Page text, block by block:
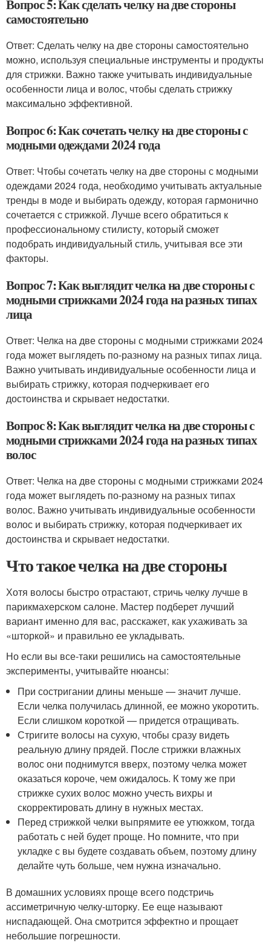
Вопрос 5: Как сделать челку на две стороны
самостоятельно
Ответ: Сделать челку на две стороны самостоятельно
можно, используя специальные инструменты и продукты
для стрижки. Важно также учитывать индивидуальные
особенности лица и волос, чтобы сделать стрижку
максимально эффективной.
Вопрос 6: Как сочетать челку на две стороны с
модными одеждами 2024 года
Ответ: Чтобы сочетать челку на две стороны с модными
одеждами 2024 года, необходимо учитывать актуальные
тренды в моде и выбирать одежду, которая гармонично
сочетается с стрижкой. Лучше всего обратиться к
профессиональному стилисту, который сможет
подобрать индивидуальный стиль, учитывая все эти
факторы.
Вопрос 7: Как выглядит челка на две стороны с
модными стрижками 2024 года на разных типах
лица
Ответ: Челка на две стороны с модными стрижками 2024
года может выглядеть по-разному на разных типах лица.
Важно учитывать индивидуальные особенности лица и
выбирать стрижку, которая подчеркивает его
достоинства и скрывает недостатки.
Вопрос 8: Как выглядит челка на две стороны с
модными стрижками 2024 года на разных типах
волос
Ответ: Челка на две стороны с модными стрижками 2024
года может выглядеть по-разному на разных типах
волос. Важно учитывать индивидуальные особенности
волос и выбирать стрижку, которая подчеркивает их
достоинства и скрывает недостатки.
Что такое челка на две стороны
Хотя волосы быстро отрастают, стричь челку лучше в
парикмахерском салоне. Мастер подберет лучший
вариант именно для вас, расскажет, как ухаживать за
«шторкой» и правильно ее укладывать.
Но если вы все-таки решились на самостоятельные
эксперименты, учитывайте нюансы:
При состригании длины меньше — значит лучше.
Если челка получилась длинной, ее можно укоротить.
Если слишком короткой — придется отращивать.
Стригите волосы на сухую, чтобы сразу видеть
реальную длину прядей. После стрижки влажных
волос они поднимутся вверх, поэтому челка может
оказаться короче, чем ожидалось. К тому же при
стрижке сухих волос можно учесть вихры и
скорректировать длину в нужных местах.
Перед стрижкой челки выпрямите ее утюжком, тогда
работать с ней будет проще. Но помните, что при
укладке с вы будете создавать объем, поэтому длину
делайте чуть больше, чем нужна изначально.
В домашних условиях проще всего подстричь
ассиметричную челку-шторку. Ее еще называют
ниспадающей. Она смотрится эффектно и прощает
небольшие погрешности.